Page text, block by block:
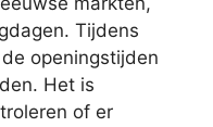
Tijdens
openingstijden
Het is
of er